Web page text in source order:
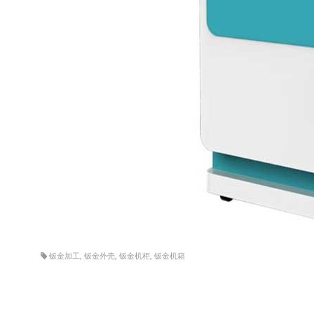
钣金加工,钣金外壳,钣金机柜,钣金机箱